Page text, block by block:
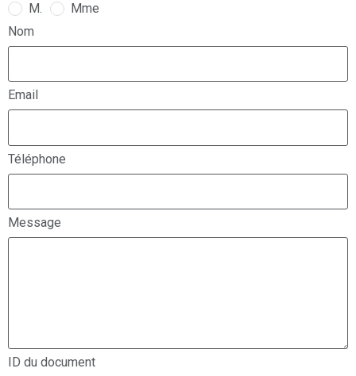
M.
Mme
Nom
Email
Téléphone
Message
ID du document